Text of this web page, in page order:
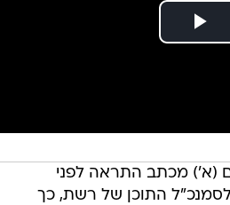
(א') מכתב התראה לפני
התוכן של רשת, כך